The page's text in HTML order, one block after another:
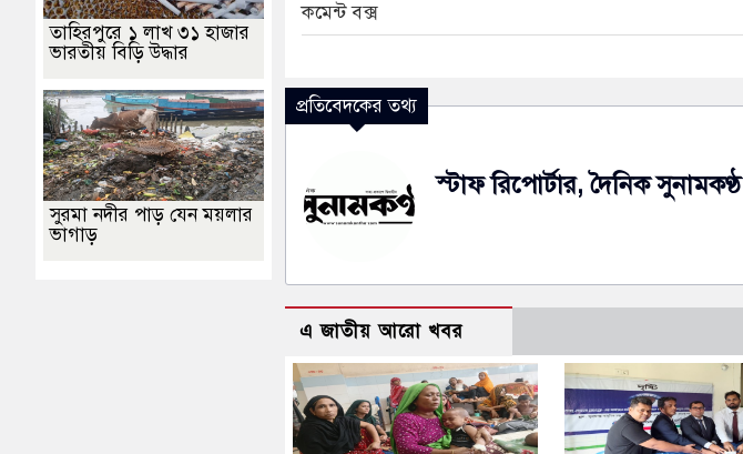
কমেন্ট বক্স
প্রতিবেদকের তথ্য
স্টাফ রিপোর্টার, দৈনিক সুনামকণ্ঠ
এ জাতীয় আরো খবর
তাহিরপুরে ১ লাখ ৩১ হাজার
ভারতীয় বিড়ি উদ্ধার
সুরমা নদীর পাড় যেন ময়লার
ভাগাড়